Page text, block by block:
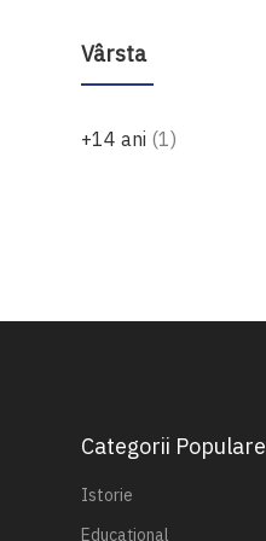
Vârsta
+14 ani 1produs
Categorii Populare
Istorie
Educațional